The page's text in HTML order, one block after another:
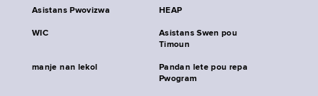
Asistans Pwovizwa HEAP
WIC
Asistans Swen pou
Timoun
manje nan lekol
Pandan lete pou repa
Pwogram